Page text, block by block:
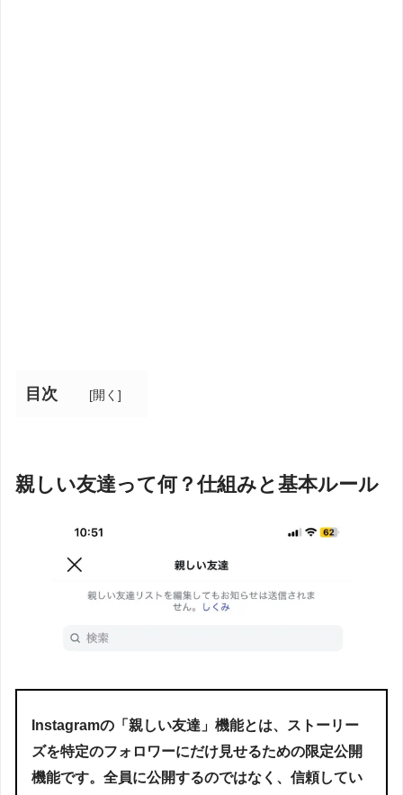
目次 [開く ]
親しい友達って何？仕組みと基本ルール
Instagramの「親しい友達」機能とは、ストーリー
ズを特定のフォロワーにだけ見せるための限定公開
機能です。全員に公開するのではなく、信頼してい